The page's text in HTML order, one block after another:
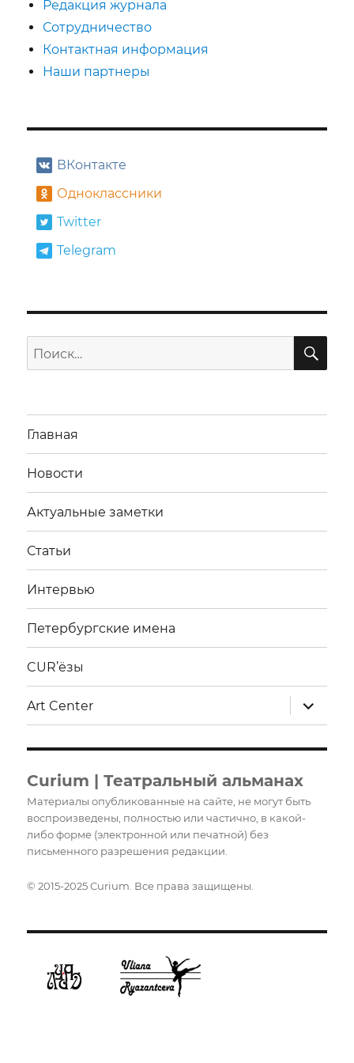
Редакция журнала
Сотрудничество
Контактная информация
Наши партнеры
ВКонтакте
Одноклассники
Twitter
Telegram
Искать:
Главная
Новости
Актуальные заметки
Статьи
Интервью
Петербургские имена
CUR’ёзы
Art Center
меню
Curium | Театральный альманах
Материалы опубликованные на сайте, не могут быть
воспроизведены, полностью или частично, в какой-
либо форме (электронной или печатной) без
письменного разрешения редакции.
© 2015-2025 Curium. Все права защищены.